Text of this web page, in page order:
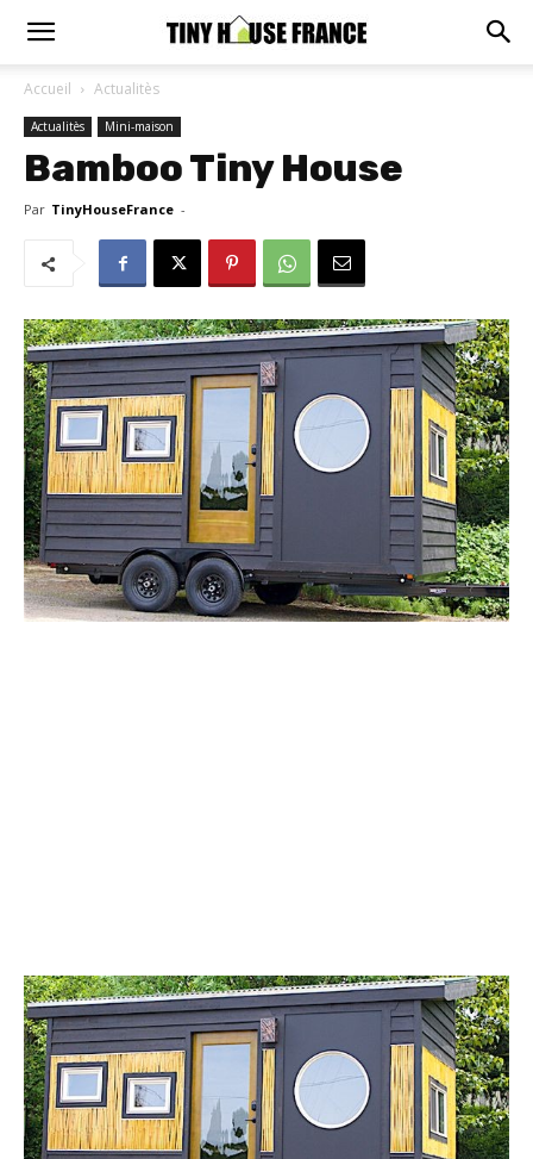
Accueil Actualitès
Actualitès Mini-maison
Bamboo Tiny House
Par TinyHouseFrance -